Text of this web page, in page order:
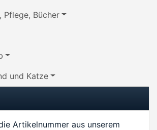
Pflege, Bücher
und Katze
Artikelnummer aus unserem